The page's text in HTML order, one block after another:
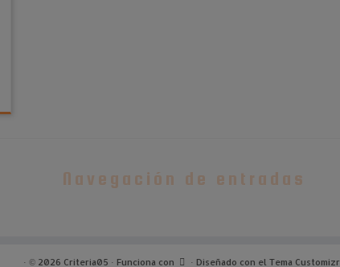
Navegación de entradas
· © 2026 Criteria05 · Funciona con · Diseñado con el Tema Customizr